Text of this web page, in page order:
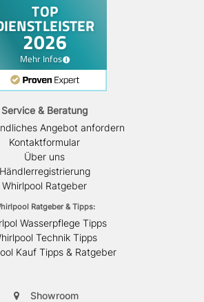
Service & Beratung
Angebot anfordern
Kontaktformular
Über uns
Händlerregistrierung
Whirlpool Ratgeber
Ratgeber & Tipps:
Wasserpflege Tipps
Technik Tipps
Kauf Tipps & Ratgeber
Showroom